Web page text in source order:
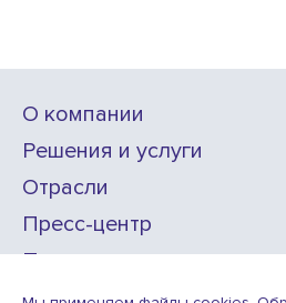
О компании
Решения и услуги
Отрасли
Пресс-центр
Проекты
Карьера